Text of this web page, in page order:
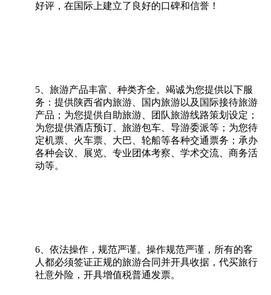
好评，在国际上建立了良好的口碑和信誉！
5、旅游产品丰富、种类齐全。竭诚为您提供以下服
务：提供陕西省内旅游、国内旅游以及国际接待旅游
产品；为您提供自助旅游、团队旅游线路策划设定；
为您提供酒店预订、旅游包车、导游委派等；为您待
定机票、火车票、大巴、轮船等各种交通票务；承办
各种会议、展览、专业团体考察、学术交流、商务活
动等。
6、依法操作，规范严谨。操作规范严谨，所有的客
人都必须签证正规的旅游合同并开具收据，代买旅行
社意外险，开具增值税普通发票。